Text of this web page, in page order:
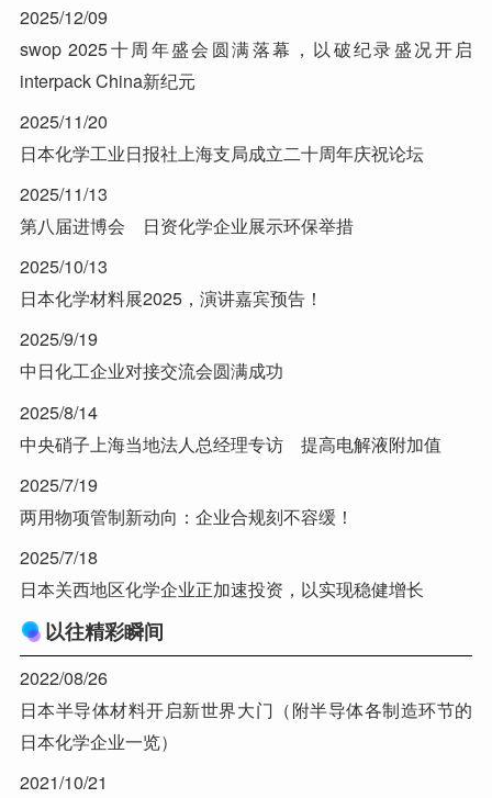
2025/12/09
swop 2025十周年盛会圆满落幕，以破纪录盛况开启
interpack China新纪元
2025/11/20
日本化学工业日报社上海支局成立二十周年庆祝论坛
2025/11/13
第八届进博会 日资化学企业展示环保举措
2025/10/13
日本化学材料展2025，演讲嘉宾预告！
2025/9/19
中日化工企业对接交流会圆满成功
2025/8/14
中央硝子上海当地法人总经理专访 提高电解液附加值
2025/7/19
两用物项管制新动向：企业合规刻不容缓！
2025/7/18
日本关西地区化学企业正加速投资，以实现稳健增长
以往精彩瞬间
2022/08/26
日本半导体材料开启新世界大门（附半导体各制造环节的
日本化学企业一览）
2021/10/21